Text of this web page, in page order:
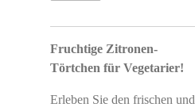
Fruchtige Zitronen-
Törtchen für Vegetarier!
Erleben Sie den frischen und